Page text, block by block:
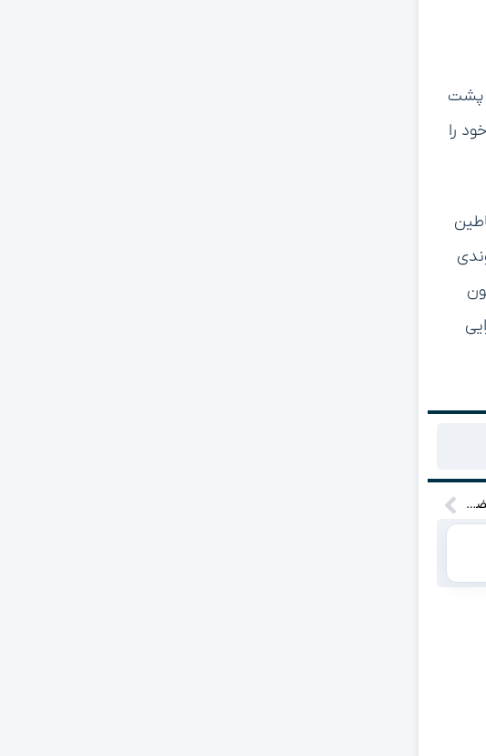
پشت
خود را
پوندی
با قراردادی به ارزش ۳۸ میلیون
پیروزی درخشان آرژانتین با گلزنی مسی؛ غرش آلبی‌سلسته در حضور ۸۸ هزار تماشاگر آلاباما